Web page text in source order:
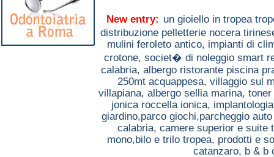
New entry: un gioiello in tropea
distribuzione pelletterie nocera
mulini feroleto antico, impianti di
crotone, societ� di noleggio smart
calabria, albergo ristorante piscina
250mt acquappesa, villaggio sul
villapiana, albergo sellia marina,
jonica roccella ionica,
giardino,parco giochi,parcheggio
calabria, camere superior e suite
mono,bilo e trilo tropea, prodotti e
catanzaro, b & b